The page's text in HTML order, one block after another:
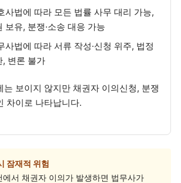
사법에 따라 모든 법률 사무 대리 가능,
보유, 분쟁·소송 대응 가능
사법에 따라 서류 작성·신청 위주, 법정
, 변론 불가
는 보이지 않지만 채권자 이의신청, 분쟁
차이로 나타납니다.
잠재적 위험
에서 채권자 이의가 발생하면 법무사가